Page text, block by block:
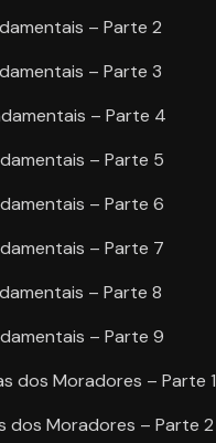
– Parte 2
– Parte 3
– Parte 4
– Parte 5
– Parte 6
– Parte 7
– Parte 8
– Parte 9
dos Moradores – Parte 1
dos Moradores – Parte 2